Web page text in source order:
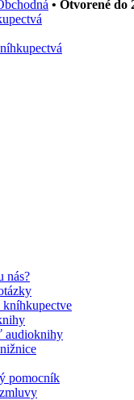
• Otvorené do
nás?
kníhkupectve
audioknihy
pomocník